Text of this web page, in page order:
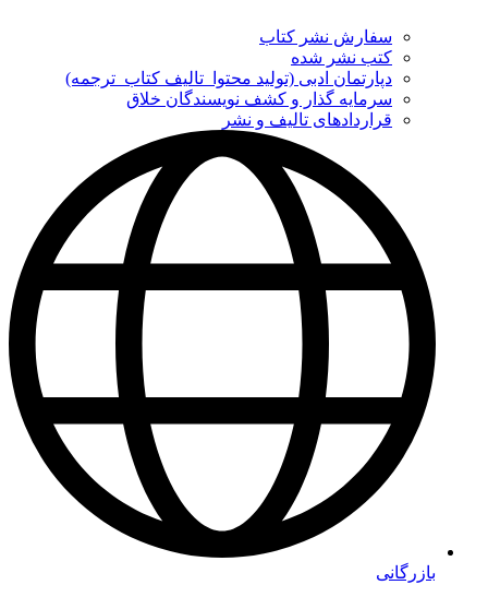
سفارش نشر کتاب
کتب نشر شده
دپارتمان ادبی (تولید محتوا_تالیف کتاب_ترجمه)
سرمایه گذار و کشف نویسندگان خلاق
قراردادهای تالیف و نشر
بازرگانی